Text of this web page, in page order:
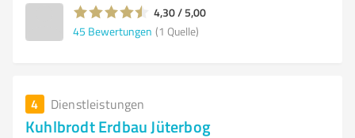
4,30 / 5,00
45 Bewertungen (1 Quelle)
4 Dienstleistungen
Kuhlbrodt Erdbau Jüterbog